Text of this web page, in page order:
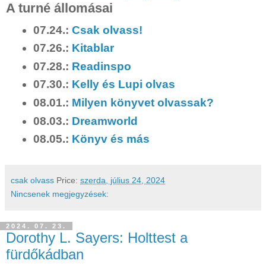
A turné állomásai
07.24.:Csak olvass!
07.26.: Kitablar
07.28.: Readinspo
07.30.: Kelly és Lupi olvas
08.01.: Milyen könyvet olvassak?
08.03.: Dreamworld
08.05.: Könyv és más
csak olvass Price: szerda, július 24, 2024
Nincsenek megjegyzések:
2024. 07. 23.
Dorothy L. Sayers: Holttest a
fürdőkádban